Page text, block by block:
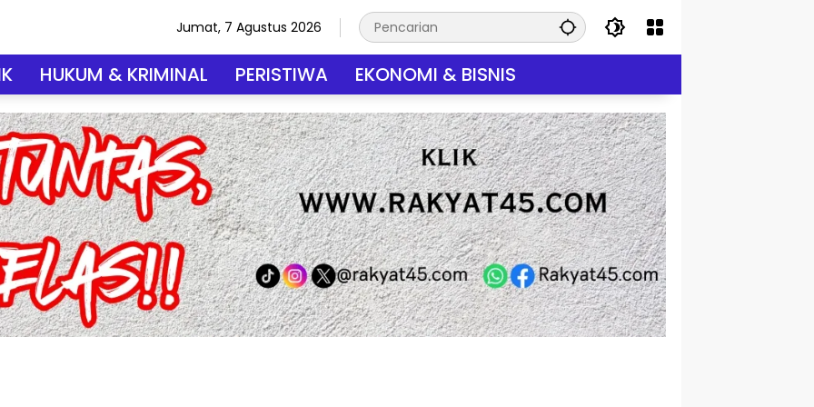
Jumat, 7 Agustus 2026
HUKUM & KRIMINAL PERISTIWA EKONOMI & BISNIS